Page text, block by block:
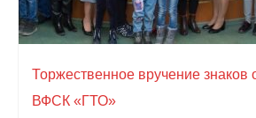
Торжественное вручение знаков
ВФСК «ГТО»